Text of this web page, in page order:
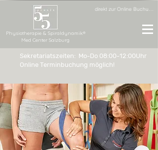
direkt zur Online Buchung
Physiotherapie & Spiraldynamik®
Med Center Salzburg
Sekretariatszeiten: Mo-Do 08:00-12:00Uhr
Online Terminbuchung möglich!